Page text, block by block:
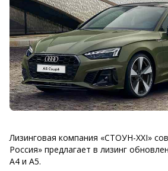
Лизинговая компания «СТОУН-XXI»
Россия» предлагает в лизинг
A4 и A5.